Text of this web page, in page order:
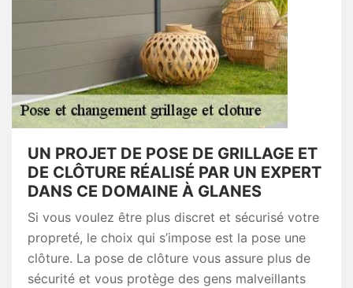
UN PROJET DE POSE DE GRILLAGE ET
DE CLÔTURE RÉALISÉ PAR UN EXPERT
DANS CE DOMAINE À GLANES
Si vous voulez être plus discret et sécurisé votre
propreté, le choix qui s’impose est la pose une
clôture. La pose de clôture vous assure plus de
sécurité et vous protège des gens malveillants